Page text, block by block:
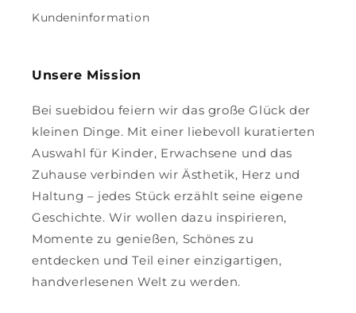
Kundeninformation
Unsere Mission
Bei suebidou feiern wir das große Glück der
kleinen Dinge. Mit einer liebevoll kuratierten
Auswahl für Kinder, Erwachsene und das
Zuhause verbinden wir Ästhetik, Herz und
Haltung – jedes Stück erzählt seine eigene
Geschichte. Wir wollen dazu inspirieren,
Momente zu genießen, Schönes zu
entdecken und Teil einer einzigartigen,
handverlesenen Welt zu werden.